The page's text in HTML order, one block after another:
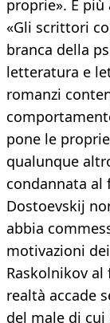
proprie». E
«Gli scrittori
branca della
letteratura e
romanzi
pone le
qualunque
condannata al
Dostoevskij
abbia
motivazioni
Raskolnikov
realtà accade
del male di